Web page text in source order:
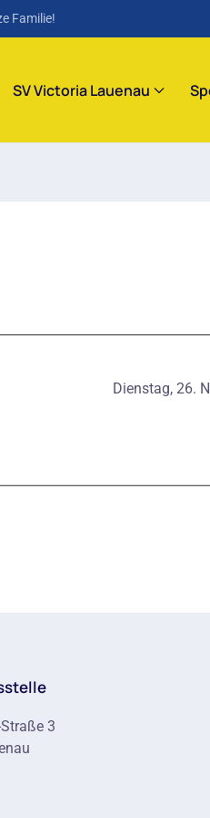
Familie!
SV Victoria Lauenau
Dienstag, 26.
3